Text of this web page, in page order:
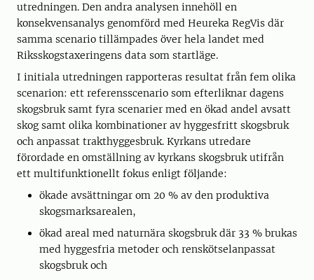
utredningen. Den andra analysen innehöll en
konsekvensanalys genomförd med Heureka RegVis där
samma scenario tillämpades över hela landet med
Riksskogstaxeringens data som startläge.
I initiala utredningen rapporteras resultat från fem olika
scenarion: ett referensscenario som efterliknar dagens
skogsbruk samt fyra scenarier med en ökad andel avsatt
skog samt olika kombinationer av hyggesfritt skogsbruk
och anpassat trakthyggesbruk. Kyrkans utredare
förordade en omställning av kyrkans skogsbruk utifrån
ett multifunktionellt fokus enligt följande:
ökade avsättningar om 20 % av den produktiva
skogsmarksarealen,
ökad areal med naturnära skogsbruk där 33 % brukas
med hyggesfria metoder och renskötselanpassat
skogsbruk och